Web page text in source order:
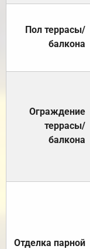
Пол террасы/
балкона
Ограждение
террасы/
балкона
Отделка парной